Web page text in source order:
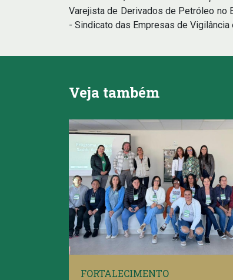
Varejista de Derivados de Petróleo no
- Sindicato das Empresas de
Veja também
FORTALECIMENTO